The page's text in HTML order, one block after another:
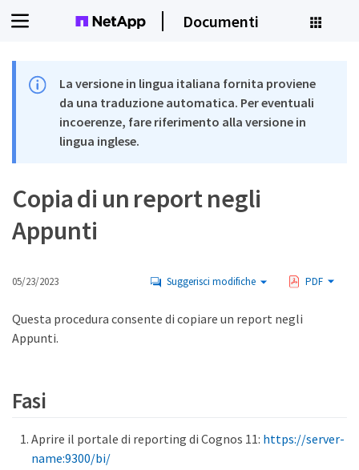
Documenti
La versione in lingua italiana fornita proviene
da una traduzione automatica. Per eventuali
incoerenze, fare riferimento alla versione in
lingua inglese.
Copia di un report negli
Appunti
05/23/2023 Suggerisci modifiche PDF
Questa procedura consente di copiare un report negli
Appunti.
Fasi
Aprire il portale di reporting di Cognos 11: https://server-
name:9300/bi/